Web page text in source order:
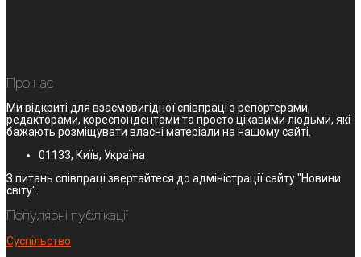
Про нас
Ми відкриті для взаємовигідної співпраці з репортерами,
редакторами, кореспондентами та просто цікавими людьми, які
бажають розміщувати власні матеріали на нашому сайті.
01133, Київ, Україна
З питань співпраці звертайтеся до адміністрації сайту "Новини
світу".
Популярні публікації
Суспільство